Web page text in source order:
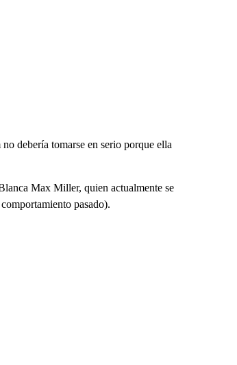
debería tomarse en serio porque ella
Max Miller, quien actualmente se
pasado).